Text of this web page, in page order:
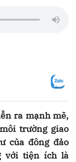
ra mạnh mẽ,
trường giao
của đông đảo
với tiện ích là